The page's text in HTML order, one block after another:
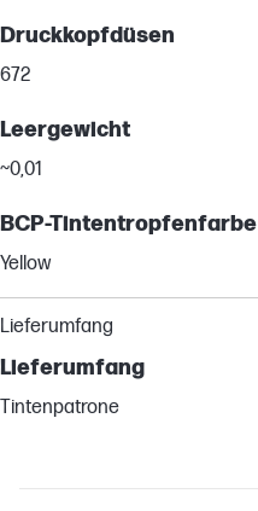
Druckkopfdüsen
672
Leergewicht
~0,01
BCP-Tintentropfenfarbe
Yellow
Lieferumfang
Lieferumfang
Tintenpatrone